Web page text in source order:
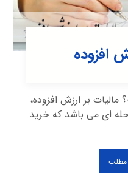
افزوده
بر ارزش افزوده،
ای می باشد كه خريد
مطلب